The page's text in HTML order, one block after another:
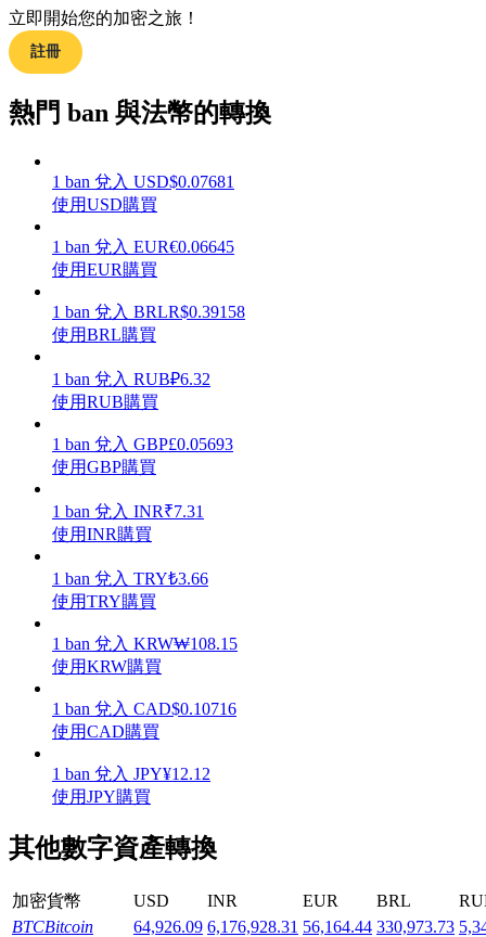
理財
增值寶
使您的資產穩定增值
機槍池
一鍵質押鎖定高收益
活期質押獲得熱門資產
立即開始您的加密之旅！
註冊
熱門 ban 與法幣的轉換
1 ban 兌入 USD$0.07681
使用USD購買
1 ban 兌入 EUR€0.06645
使用EUR購買
1 ban 兌入 BRLR$0.39158
使用BRL購買
1 ban 兌入 RUB₽6.32
使用RUB購買
1 ban 兌入 GBP£0.05693
使用GBP購買
1 ban 兌入 INR₹7.31
使用INR購買
1 ban 兌入 TRY₺3.66
使用TRY購買
1 ban 兌入 KRW₩108.15
使用KRW購買
1 ban 兌入 CAD$0.10716
使用CAD購買
1 ban 兌入 JPY¥12.12
使用JPY購買
其他數字資產轉換
加密貨幣 USD INR EUR BRL
BTCBitcoin 64,926.09 6,176,928.31 56,164.44 330,973.73